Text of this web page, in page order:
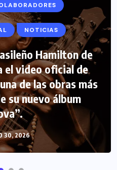
NOTICIAS
Hamilton de
el video oficial de
de las obras más
su nuevo álbum
30, 2026
INTERNACIONAL
TURISTICO
con Venezuela
29, 2026